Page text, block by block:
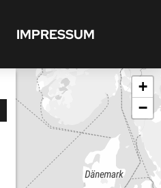
IMPRESSUM
+
−